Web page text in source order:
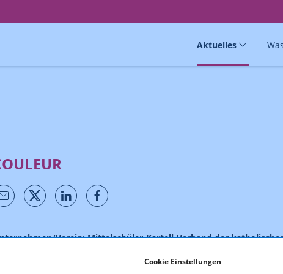
Cookie Einstellungen
Aktuelles
Verein: Mittelschüler-Kartell-Verband der
Studentenkorporationen Österreichs (MKV)